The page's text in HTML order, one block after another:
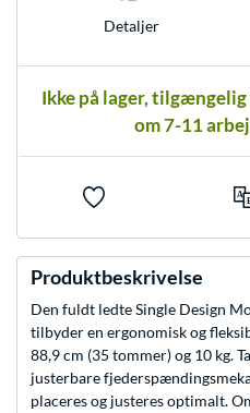
Detaljer
Ikke på lager,
om 7-11
Produktbeskrivelse
Den fuldt ledte Single Design
tilbyder en ergonomisk og
88,9 cm (35 tommer) og 10 kg.
justerbare
placeres og justeres optimalt.